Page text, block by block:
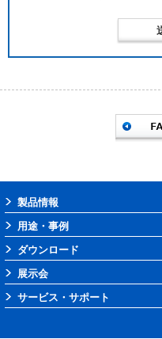
製品情報
用途・事例
ダウンロード
展示会
サービス・サポート